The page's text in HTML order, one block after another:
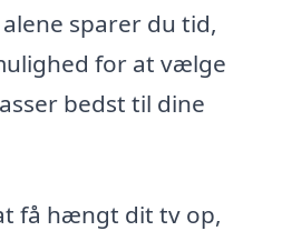
sparer du tid,
for at vælge
bedst til dine
få hængt dit tv op,